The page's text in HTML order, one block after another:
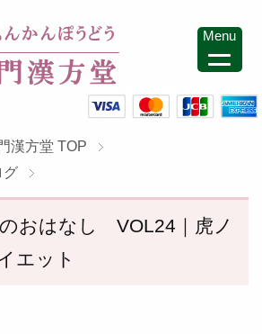
漢方堂 TOP
グ
おはなし VOL24｜虎ノ
エット
Menu